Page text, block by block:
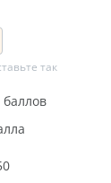
так
баллов